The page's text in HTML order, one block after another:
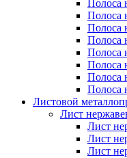
Полоса
Полоса
Полоса
Полоса
Полоса
Полоса
Полоса
Полоса
Листовой
Лист
Лист
Лист
Лист